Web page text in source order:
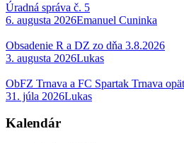
Úradná správa č. 5
6. augusta 2026Emanuel Cuninka
Obsadenie R a DZ zo dňa 3.8.2026
3. augusta 2026Lukas
ObFZ Trnava a FC Spartak Trnava
31. júla 2026Lukas
Kalendár